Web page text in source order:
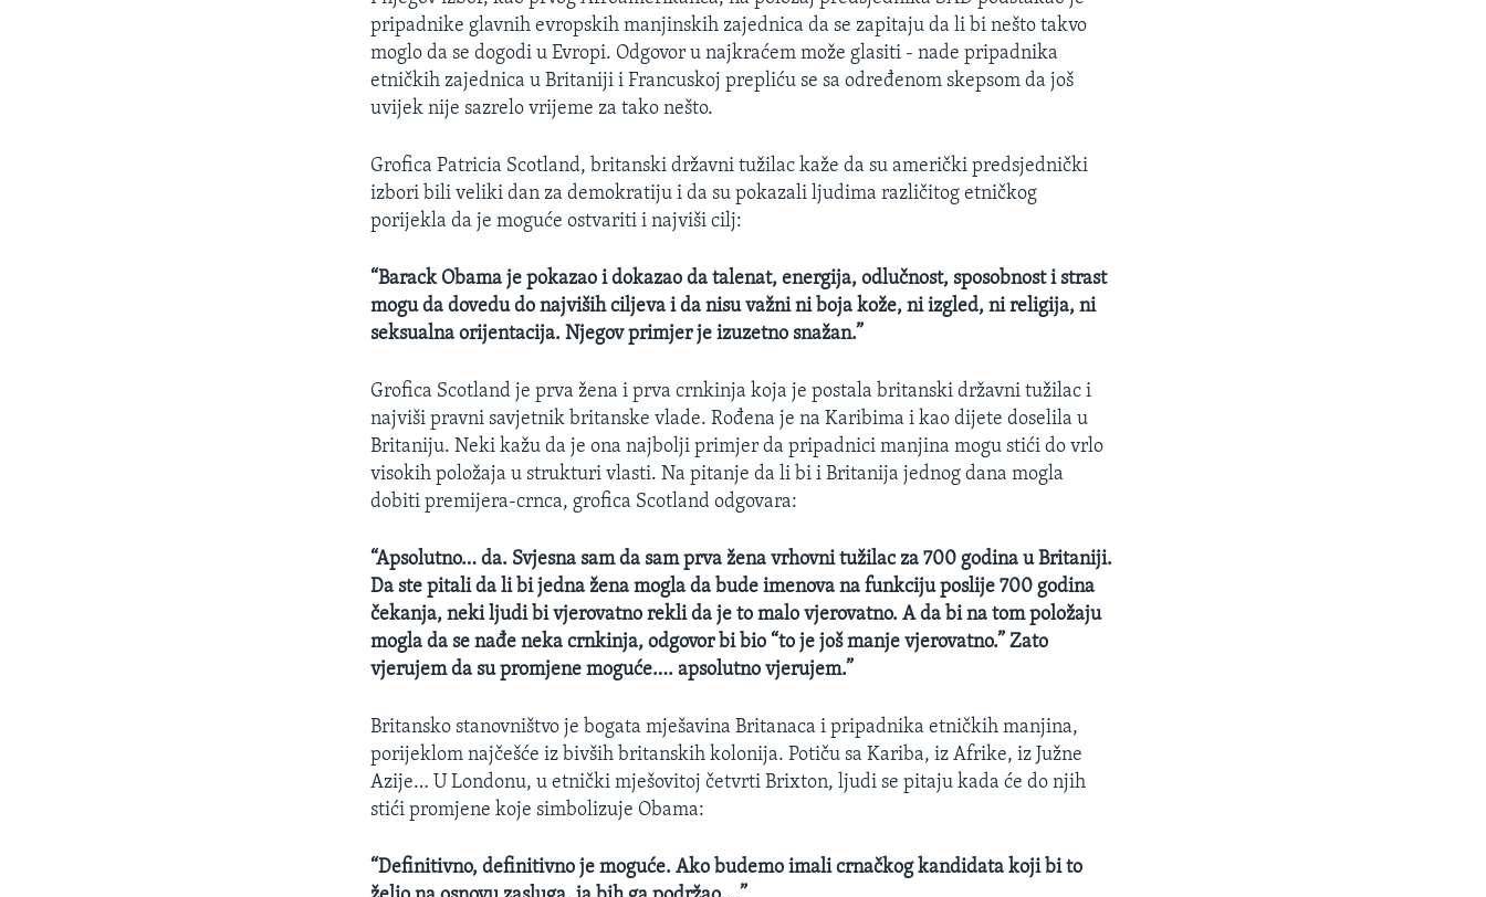
pripadnike glavnih evropskih manjinskih zajednica da se zapitaju da li bi nešto takvo
moglo da se dogodi u Evropi. Odgovor u najkraćem može glasiti - nade pripadnika
etničkih zajednica u Britaniji i Francuskoj prepliću se sa određenom skepsom da još
uvijek nije sazrelo vrijeme za tako nešto.
Grofica Patricia Scotland, britanski državni tužilac kaže da su američki predsjednički
izbori bili veliki dan za demokratiju i da su pokazali ljudima različitog etničkog
porijekla da je moguće ostvariti i najviši cilj:
“Barack Obama je pokazao i dokazao da talenat, energija, odlučnost, sposobnost i strast
mogu da dovedu do najviših ciljeva i da nisu važni ni boja kože, ni izgled, ni religija, ni
seksualna orijentacija. Njegov primjer je izuzetno snažan.”
Grofica Scotland je prva žena i prva crnkinja koja je postala britanski državni tužilac i
najviši pravni savjetnik britanske vlade. Rođena je na Karibima i kao dijete doselila u
Britaniju. Neki kažu da je ona najbolji primjer da pripadnici manjina mogu stići do vrlo
visokih položaja u strukturi vlasti. Na pitanje da li bi i Britanija jednog dana mogla
dobiti premijera-crnca, grofica Scotland odgovara:
“Apsolutno… da. Svjesna sam da sam prva žena vrhovni tužilac za 700 godina u Britaniji.
Da ste pitali da li bi jedna žena mogla da bude imenova na funkciju poslije 700 godina
čekanja, neki ljudi bi vjerovatno rekli da je to malo vjerovatno. A da bi na tom položaju
mogla da se nađe neka crnkinja, odgovor bi bio “to je još manje vjerovatno.” Zato
vjerujem da su promjene moguće…. apsolutno vjerujem.”
Britansko stanovništvo je bogata mješavina Britanaca i pripadnika etničkih manjina,
porijeklom najčešće iz bivših britanskih kolonija. Potiču sa Kariba, iz Afrike, iz Južne
Azije… U Londonu, u etnički mješovitoj četvrti Brixton, ljudi se pitaju kada će do njih
stići promjene koje simbolizuje Obama:
“Definitivno, definitivno je moguće. Ako budemo imali crnačkog kandidata koji bi to